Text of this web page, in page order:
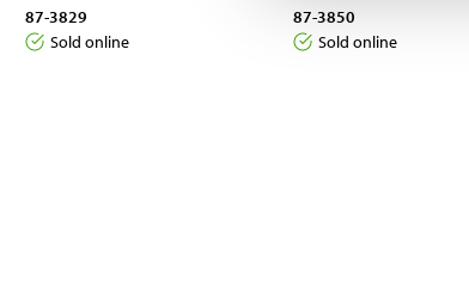
87-3829
Sold online
87-3850
Sold online